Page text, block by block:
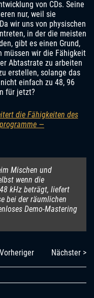
von CDs. Seine
nur, weil sie
wir uns von physischen
in der die meisten
gibt es einen Grund,
müssen wir die Fähigkeit
Abtastrate zu arbeiten
erstellen, solange das
einfach zu 48, 96
für jetzt?
die Fähigkeiten des
—
Mischen und
wenn die
kHz beträgt, liefert
bei der räumlichen
Demo-Mastering
Nächster >